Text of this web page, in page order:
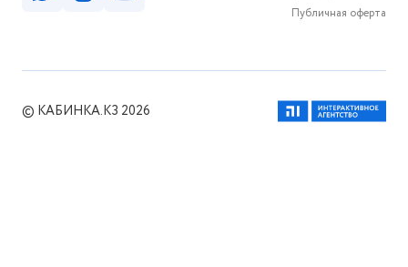
Публичная оферта
© КАБИНКА.КЗ 2026